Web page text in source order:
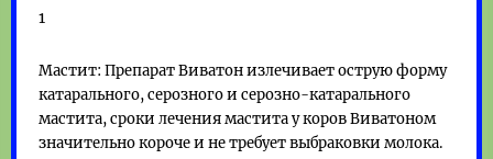
1
Мастит: Препарат Виватон излечивает острую форму
катарального, серозного и серозно-катарального
мастита, сроки лечения мастита у коров Виватоном
значительно короче и не требует выбраковки молока.